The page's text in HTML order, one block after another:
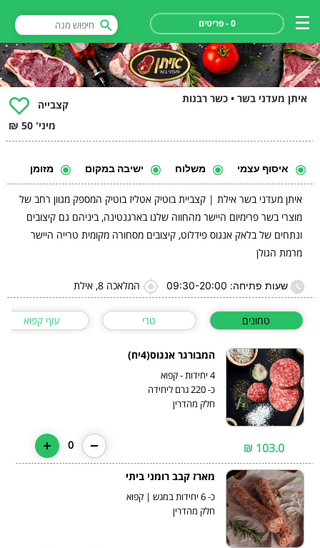
0 - פריטים
קצבייה
איתן מעדני בשר • כשר רבנות
מיני' 50 ₪
איסוף עצמי משלוח ישיבה במקום מזומן
איתן מעדני בשר אילת | קצביית בוטיק אטליז בוטיק המספק מגוון רחב של
מוצרי בשר פרימיום היישר מהחווה שלנו בארגנטינה, ביניהם גם קיצובים
ונתחים של בלאק אנגוס פידלוט, קיצובים מסחורה מקומית טרייה היישר
מרמת הגולן
שעות פתיחה: 09:30-20:00 המלאכה 8, אילת
טחונים טרי עוף קפוא
המבורגר אנגוס(4יח)
4 יחידות - קפוא
חלק מהדרין
103.0 ₪
0
מארז קבב רומני ביתי
כ- 6 יחידות במגש | קפוא
חלק מהדרין